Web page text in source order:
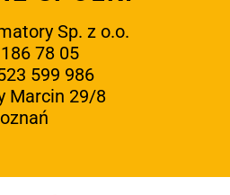
Sp. z o.o.
78 05
599 986
Marcin 29/8